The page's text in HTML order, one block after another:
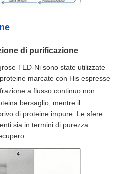
la selezione delle cellule
superficie attiva
Automatizzati
di purificazione
TED-Ni sono state utilizzate
​​marcate con His espresse
frazione a flusso continuo non
bersaglio, mentre il
di proteine ​​impure. Le sfere
sia in termini di purezza